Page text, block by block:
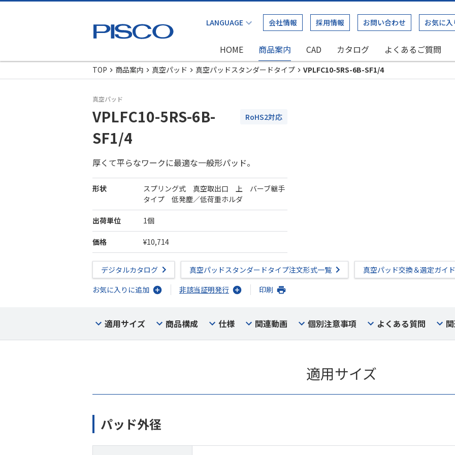
会社情報 採用情報 お問い合わせ お気に入
HOME 商品案内 CAD カタログ よくあるご質問
TOP
商品案内 真空パッド 真空パッドスタンダードタイプ VPLFC10-5RS-6B-SF1/4
真空パッド
VPLFC10-5RS-6B-
SF1/4
RoHS2対応
厚くて平らなワークに最適な一般形パッド。
形状
スプリング式 真空取出口 上 バーブ継手
タイプ 低発塵／低荷重ホルダ
出荷単位 1個
価格 ¥10,714
デジタルカタログ 真空パッドスタンダードタイプ注文形式一覧
真空パッド交換＆選定ガイド
お気に入りに追加
非該当証明発行 印刷
適用サイズ 商品構成 仕様 関連動画 個別注意事項 よくある質問
適用サイズ
パッド外径